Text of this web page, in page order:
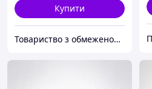
Купити
Товариство з обмеженою відповідальністю "НВР"